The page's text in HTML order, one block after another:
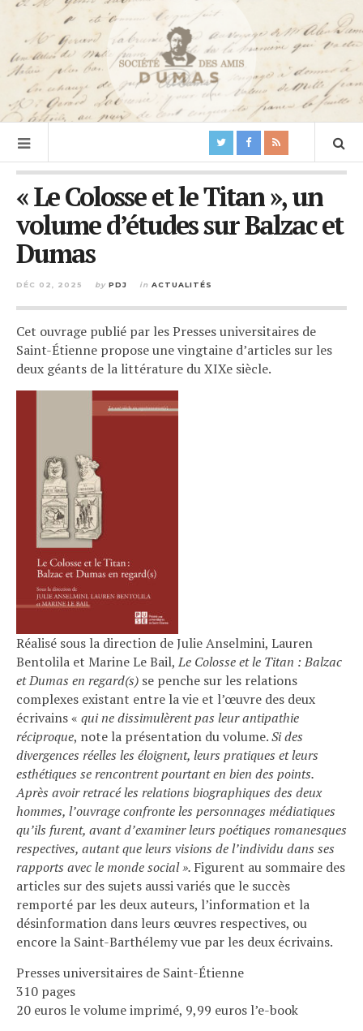
« Le Colosse et le Titan », un
volume d’études sur Balzac et
Dumas
DÉC 02, 2025 by PDJ in ACTUALITÉS
Cet ouvrage publié par les Presses universitaires de
Saint-Étienne propose une vingtaine d’articles sur les
deux géants de la littérature du XIXe siècle.
Réalisé sous la direction de Julie Anselmini, Lauren
Bentolila et Marine Le Bail,Le Colosse et le Titan : Balzac
et Dumas en regard(s) se penche sur les relations
complexes existant entre la vie et l’œuvre des deux
écrivains « qui ne dissimulèrent pas leur antipathie
réciproque, note la présentation du volume.Si des
divergences réelles les éloignent, leurs pratiques et leurs
esthétiques se rencontrent pourtant en bien des points.
Après avoir retracé les relations biographiques des deux
hommes, l’ouvrage confronte les personnages médiatiques
qu’ils furent, avant d’examiner leurs poétiques romanesques
respectives, autant que leurs visions de l’individu dans ses
rapports avec le monde social ». Figurent au sommaire des
articles sur des sujets aussi variés que le succès
remporté par les deux auteurs, l’information et la
désinformation dans leurs œuvres respectives, ou
encore la Saint-Barthélemy vue par les deux écrivains.
Presses universitaires de Saint-Étienne
310 pages
20 euros le volume imprimé, 9,99 euros l’e-book